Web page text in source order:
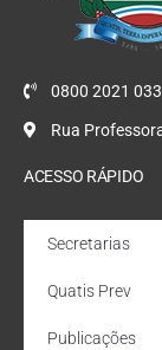
0800 2021 033
Rua
ACESSO RÁPIDO
Secretarias
Quatis Prev
Publicações